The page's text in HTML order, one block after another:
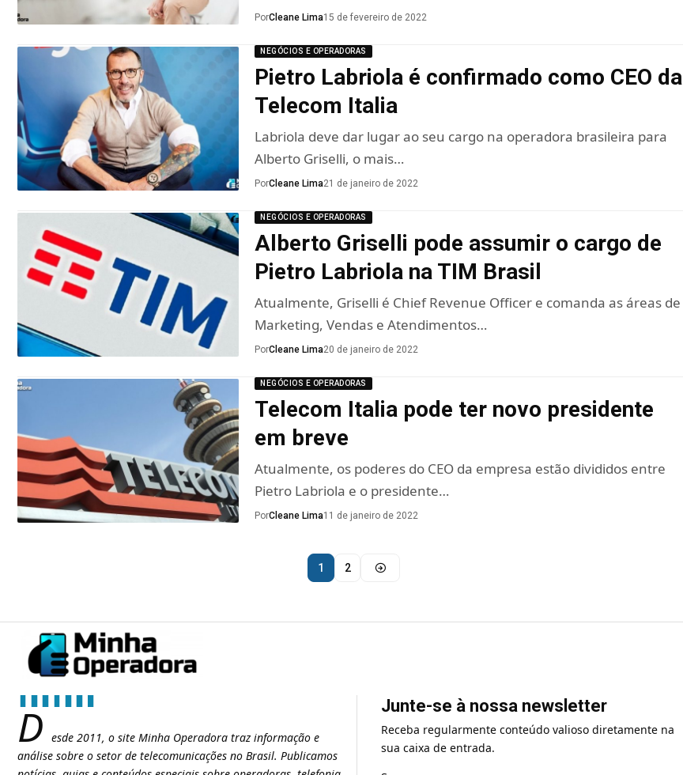
PorCleane Lima15 de fevereiro de 2022
NEGÓCIOS E OPERADORAS
Pietro Labriola é confirmado como CEO da
Telecom Italia
Labriola deve dar lugar ao seu cargo na operadora brasileira para
Alberto Griselli, o mais…
PorCleane Lima21 de janeiro de 2022
NEGÓCIOS E OPERADORAS
Alberto Griselli pode assumir o cargo de
Pietro Labriola na TIM Brasil
Atualmente, Griselli é Chief Revenue Officer e comanda as áreas de
Marketing, Vendas e Atendimentos…
PorCleane Lima20 de janeiro de 2022
NEGÓCIOS E OPERADORAS
Telecom Italia pode ter novo presidente
em breve
Atualmente, os poderes do CEO da empresa estão divididos entre
Pietro Labriola e o presidente…
PorCleane Lima11 de janeiro de 2022
1 2
D esde 2011, o site Minha Operadora traz informação e
análise sobre o setor de telecomunicações no Brasil. Publicamos
Junte-se à nossa newsletter
Receba regularmente conteúdo valioso diretamente na
sua caixa de entrada.